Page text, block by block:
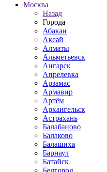
Москва
Назад
Города
Абакан
Аксай
Алматы
Альметьевск
Ангарск
Апрелевка
Арзамас
Армавир
Артём
Архангельск
Астрахань
Балабаново
Балаково
Балашиха
Барнаул
Батайск
Белгород